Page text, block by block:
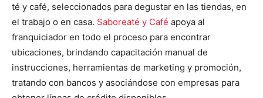
té y café, seleccionados para degustar en las tiendas, en
el trabajo o en casa. Saboreaté y Café apoya al
franquiciador en todo el proceso para encontrar
ubicaciones, brindando capacitación manual de
instrucciones, herramientas de marketing y promoción,
tratando con bancos y asociándose con empresas para